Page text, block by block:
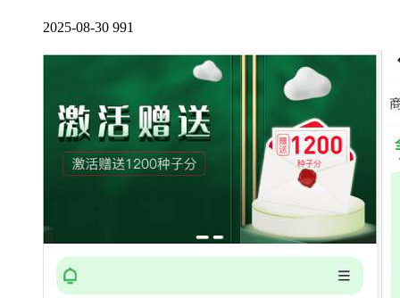
2025-08-30 991